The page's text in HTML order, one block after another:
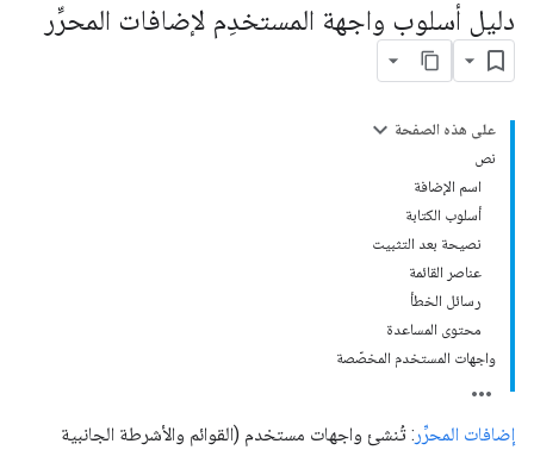
دليل أسلوب واجهة المستخدِم لإضافات المحرِّر
على هذه الصفحة
نص
اسم الإضافة
أسلوب الكتابة
نصيحة بعد التثبيت
عناصر القائمة
رسائل الخطأ
محتوى المساعدة
واجهات المستخدم المخصّصة
إضافات المحرِّر : تُنشئ واجهات مستخدم (القوائم والأشرطة الجانبية